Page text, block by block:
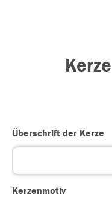
Überschrift der Kerze
Kerzenmotiv